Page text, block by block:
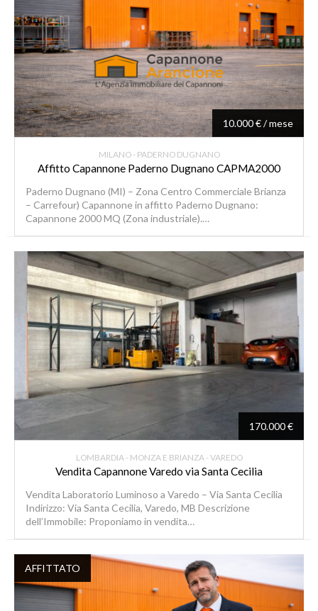
10.000 € / mese
MILANO - PADERNO DUGNANO
Affitto Capannone Paderno Dugnano CAPMA2000
Paderno Dugnano (MI) – Zona Centro Commerciale Brianza
– Carrefour) Capannone in affitto Paderno Dugnano:
Capannone 2000 MQ (Zona industriale).…
170.000 €
LOMBARDIA - MONZA E BRIANZA - VAREDO
Vendita Capannone Varedo via Santa Cecilia
Vendita Laboratorio Luminoso a Varedo – Via Santa Cecilia
Indirizzo: Via Santa Cecilia, Varedo, MB Descrizione
dell’Immobile: Proponiamo in vendita…
AFFITTATO